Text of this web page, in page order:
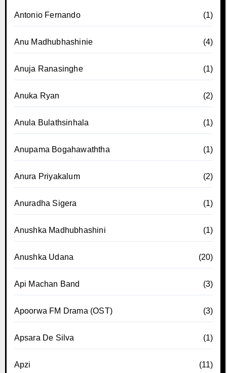
Antonio Fernando (1)
Anu Madhubhashinie (4)
Anuja Ranasinghe (1)
Anuka Ryan (2)
Anula Bulathsinhala (1)
Anupama Bogahawaththa (1)
Anura Priyakalum (2)
Anuradha Sigera (1)
Anushka Madhubhashini (1)
Anushka Udana (20)
Api Machan Band (3)
Apoorwa FM Drama (OST) (3)
Apsara De Silva (1)
Apzi (11)